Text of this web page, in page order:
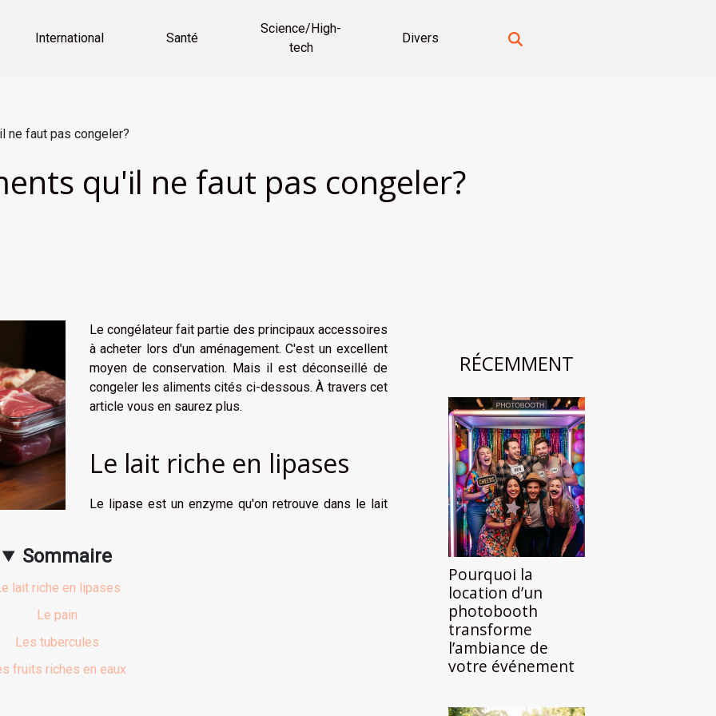
International Santé
Science/High-
tech
Divers
ne faut pas congeler?
qu'il ne faut pas congeler?
Sommaire
lait riche en lipases
Le pain
Les tubercules
fruits riches en eaux
Le congélateur fait partie des principaux accessoires
à acheter lors d'un aménagement. C'est un excellent
moyen de conservation. Mais il est déconseillé de
congeler les aliments cités ci-dessous. À travers cet
article vous en saurez plus.
Le lait riche en lipases
Le lipase est un enzyme qu'on retrouve dans le lait
RÉCEMMENT
Pourquoi la
location d’un
photobooth
transforme
l’ambiance de
votre événement